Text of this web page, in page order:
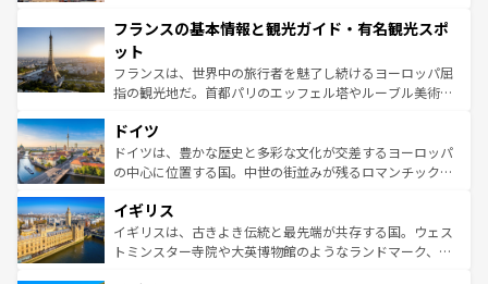
ませてくれるイタリアで、忘れられない旅をしてみよう！
なお、新着のイタリア情報は
しい。
文化が根付くこの国では、情熱的なフラメンコ、熱気あふ
れる闘牛、そして美味しいタパスが生活の一部となってい
る。首都マドリードの洗練された雰囲気や、バルセロナの
アートに溢れた街角から、地方では古代ローマ遺跡や中世
せる。地方によって風土や気候が異なるスペインはその個
性で訪れる人を魅了する。 なお、新着のスペイン情報は コ
ンテンツ一覧を参照してほしい。
フランスの基本情報と観光ガイド・有名観光スポ
ット
フランスは、世界中の旅行者を魅了し続けるヨーロッパ屈
指の観光地だ。首都パリのエッフェル塔やルーブル美術館
で、幅広い魅力が詰まっている。華麗な宮殿、歴史的な大
聖堂、美しいビーチ、そして豊かな自然が、訪れる者を心
から魅了する。また、フランスは美食の国としても知ら
いる。シャンパンの発祥地であるランス、プロヴァンスの
香り高いラベンダー畑など、多彩な楽しみ方が可能だ。さ
らに、パリ以外の地域にも魅力が溢れており、どの街角に
ドイツ
ドイツは、豊かな歴史と多彩な文化が交差するヨーロッパ
の中心に位置する国。中世の街並みが残るロマンチック街
顔を持つこの国は、どこを歩いても飽きることがない。ベ
ルリンの文化的活気、バイエルン州のアルプスの絶景、そ
してライン川沿いのワイン畑といった風景は必見。ビール
イギリス
イギリスは、古きよき伝統と最先端が共存する国。ウェス
トミンスター寺院や大英博物館のようなランドマーク、歴